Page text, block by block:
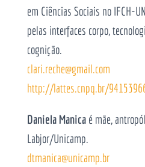
em Ciências Sociais no IFCH-
pelas interfaces corpo,
cognição.
clari.reche@gmail.com
http://lattes.cnpq.br/
Daniela Manicaé mãe,
Labjor/Unicamp.
dtmanica@unicamp.br